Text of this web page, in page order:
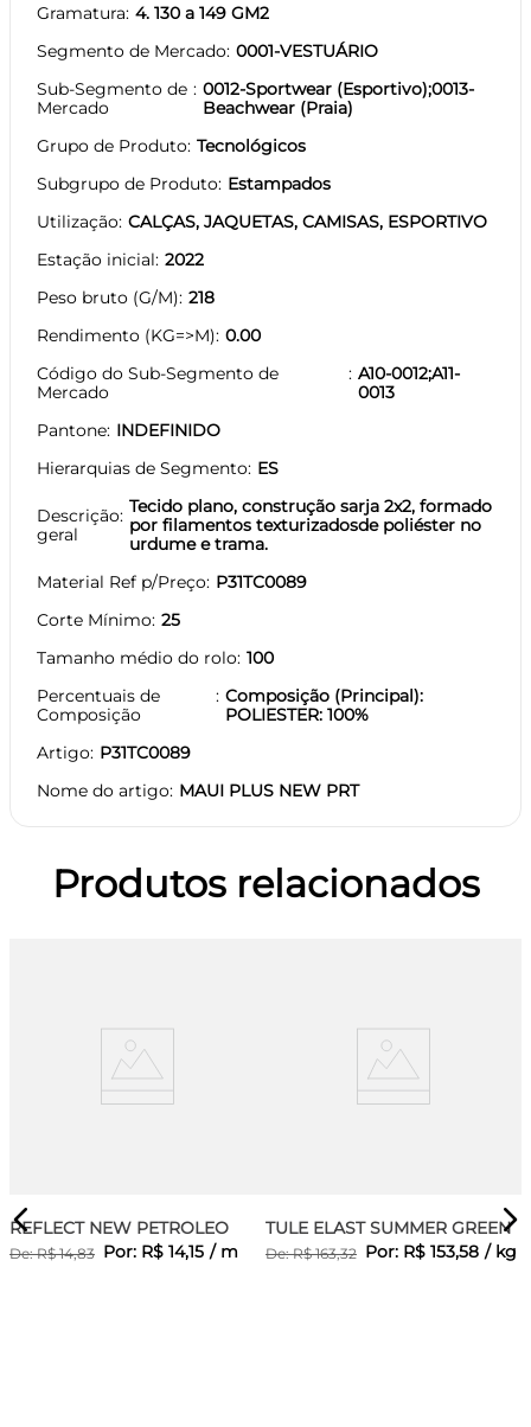
Gramatura 4. 130 a 149 GM2
Segmento de Mercado 0001-VESTUÁRIO
Sub-Segmento de
Mercado
0012-Sportwear (Esportivo);0013-
Beachwear (Praia)
Grupo de Produto Tecnológicos
Subgrupo de Produto Estampados
Utilização CALÇAS, JAQUETAS, CAMISAS, ESPORTIVO
Estação inicial 2022
Peso bruto (G/M) 218
Rendimento (KG=>M) 0.00
Código do Sub-Segmento de
Mercado
A10-0012;A11-
0013
Pantone INDEFINIDO
Hierarquias de Segmento ES
Descrição
geral
Tecido plano, construção sarja 2x2, formado
por filamentos texturizadosde poliéster no
urdume e trama.
Material Ref p/Preço P31TC0089
Corte Mínimo 25
Tamanho médio do rolo 100
Percentuais de
Composição
Composição (Principal):
POLIESTER: 100%
Artigo P31TC0089
Nome do artigo MAUI PLUS NEW PRT
Produtos relacionados
REFLECT NEW PETROLEO
De:R$ 14,83 Por: R$ 14,15 / m
TULE ELAST SUMMER GREEN
De:R$ 163,32 Por: R$ 153,58 / kg